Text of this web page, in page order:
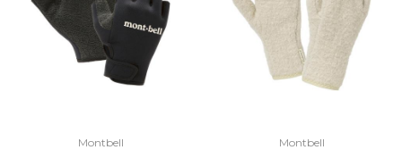
Montbell Montbell